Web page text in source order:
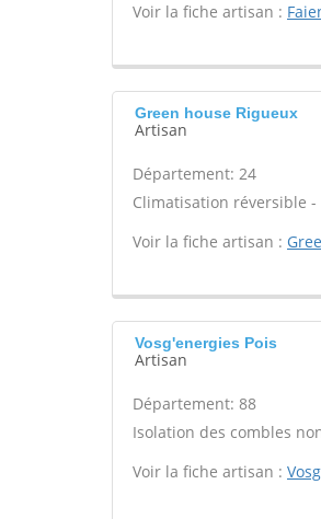
Voir la fiche artisan :
Green house Rigueux
Artisan
Département: 24
Climatisation réversible -
Voir la fiche artisan :
Vosg'energies Pois
Artisan
Département: 88
Isolation des combles
Voir la fiche artisan :